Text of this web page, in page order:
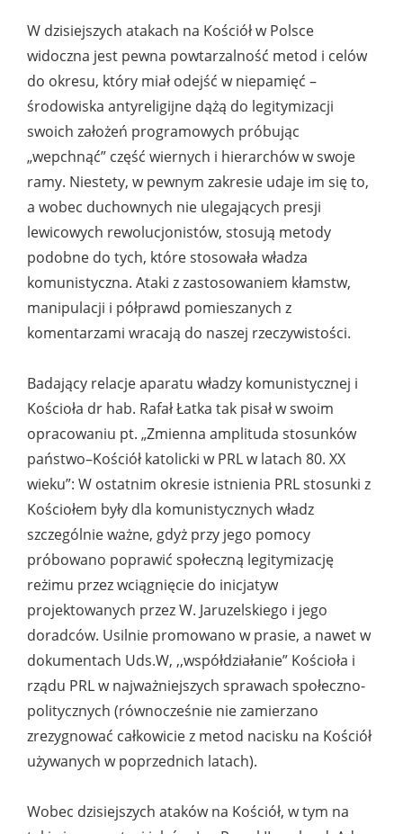
W dzisiejszych atakach na Kościół w Polsce
widoczna jest pewna powtarzalność metod i celów
do okresu, który miał odejść w niepamięć –
środowiska antyreligijne dążą do legitymizacji
swoich założeń programowych próbując
„wepchnąć” część wiernych i hierarchów w swoje
ramy. Niestety, w pewnym zakresie udaje im się to,
a wobec duchownych nie ulegających presji
lewicowych rewolucjonistów, stosują metody
podobne do tych, które stosowała władza
komunistyczna. Ataki z zastosowaniem kłamstw,
manipulacji i półprawd pomieszanych z
komentarzami wracają do naszej rzeczywistości.
Badający relacje aparatu władzy komunistycznej i
Kościoła dr hab. Rafał Łatka tak pisał w swoim
opracowaniu pt. „Zmienna amplituda stosunków
państwo–Kościół katolicki w PRL w latach 80. XX
wieku”: W ostatnim okresie istnienia PRL stosunki z
Kościołem były dla komunistycznych władz
szczególnie ważne, gdyż przy jego pomocy
próbowano poprawić społeczną legitymizację
reżimu przez wciągnięcie do inicjatyw
projektowanych przez W. Jaruzelskiego i jego
doradców. Usilnie promowano w prasie, a nawet w
dokumentach Uds.W, ,,współdziałanie” Kościoła i
rządu PRL w najważniejszych sprawach społeczno-
politycznych (równocześnie nie zamierzano
zrezygnować całkowicie z metod nacisku na Kościół
używanych w poprzednich latach).
Wobec dzisiejszych ataków na Kościół, w tym na